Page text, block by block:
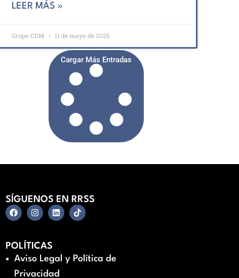
LEER MÁS »
Grupo CDM 11 de mayo de 2026
Cargar Más Entradas
SÍGUENOS EN RRSS
POLÍTICAS
Aviso Legal y Política de
Privacidad